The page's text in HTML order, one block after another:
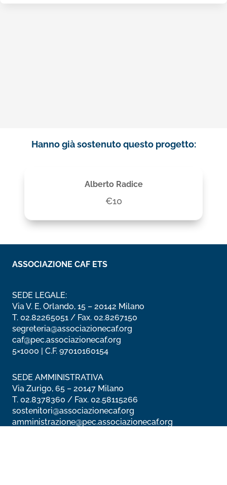
Hanno già sostenuto questo progetto:
Alberto Radice
€10
ASSOCIAZIONE CAF ETS
SEDE LEGALE:
Via V. E. Orlando, 15 – 20142 Milano
T. 02.82265051 / Fax. 02.8267150
segreteria@associazionecaf.org
caf@pec.associazionecaf.org
5×1000 | C.F. 97010160154
SEDE AMMINISTRATIVA
Via Zurigo, 65 – 20147 Milano
T. 02.8378360 / Fax. 02.58115266
sostenitori@associazionecaf.org
amministrazione@pec.associazionecaf.org